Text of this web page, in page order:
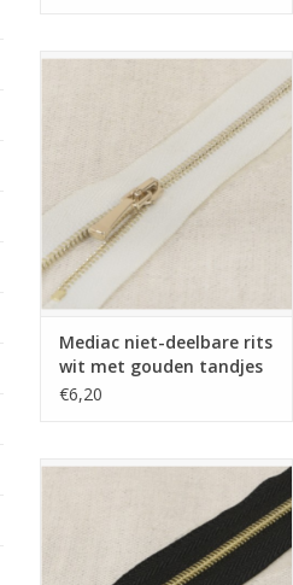
Mediac niet-deelbare rits wit met
TOEVOEGEN AAN WINKELWAGEN
Mediac niet-deelbare rits
wit met gouden tandjes
40cm
€6,20
Mediac niet-deelbare rits zwart
met gouden tandjes 30cm
TOEVOEGEN AAN WINKELWAGEN